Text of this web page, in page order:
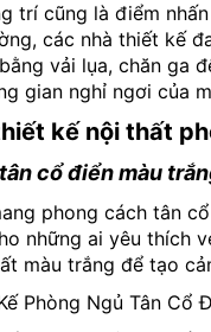
trí cũng là điểm
các nhà thiết kế
vải lụa, chăn ga
gian nghỉ ngơi của
kế nội thất
cổ điển màu
phong cách tân
những ai yêu thích
màu trắng để tạo